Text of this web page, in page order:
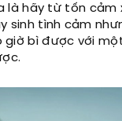
là hãy từ tốn cảm
sinh tình cảm
giờ bì được với